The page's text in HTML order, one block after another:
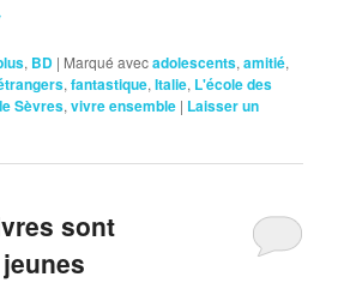
, BD | Marqué avecadolescents,amitié,
,fantastique,Italie, L'école des
Sèvres,vivre ensemble | Laisser un
sont